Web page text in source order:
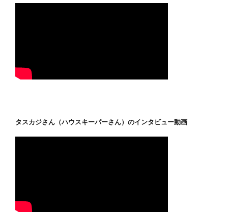
タスカジさん（ハウスキーパーさん）のインタビュー動画